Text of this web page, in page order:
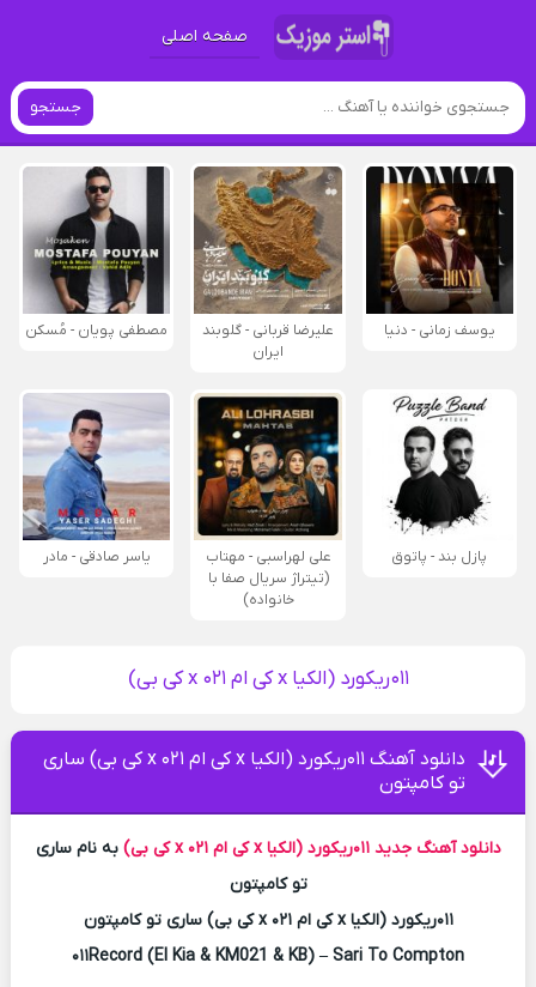
صفحه اصلی
جستجو
یوسف زمانی - دنیا
علیرضا قربانی - گلوبند
ایران
مصطفی پویان - مُسکن
پازل بند - پاتوق
علی لهراسبی - مهتاب
(تیتراژ سریال صفا با
خانواده)
یاسر صادقی - مادر
۰۱۱ریکورد (الکیا x کی ام ۰۲۱ x کی بی)
دانلود آهنگ ۰۱۱ریکورد (الکیا x کی ام ۰۲۱ x کی بی) ساری
تو کامپتون
دانلود آهنگ جدید ۰۱۱ریکورد (الکیا x کی ام ۰۲۱ x کی بی)
به نام ساری
تو کامپتون
۰۱۱ریکورد (الکیا x کی ام ۰۲۱ x کی بی) ساری تو کامپتون
۰۱۱Record (El Kia & KM021 & KB) – Sari To Compton